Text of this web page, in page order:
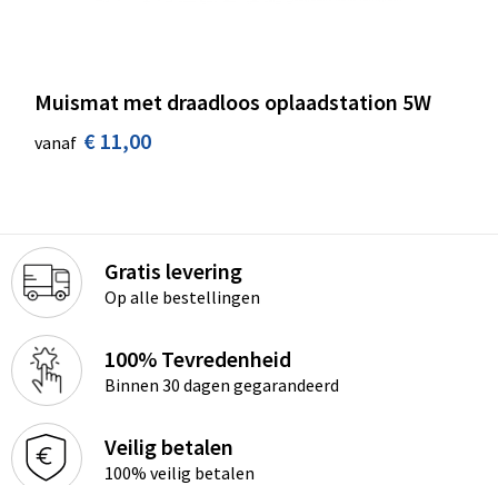
Muismat met draadloos oplaadstation 5W
vanaf € 11,00
Gratis levering
Op alle bestellingen
100% Tevredenheid
Binnen 30 dagen gegarandeerd
Veilig betalen
100% veilig betalen